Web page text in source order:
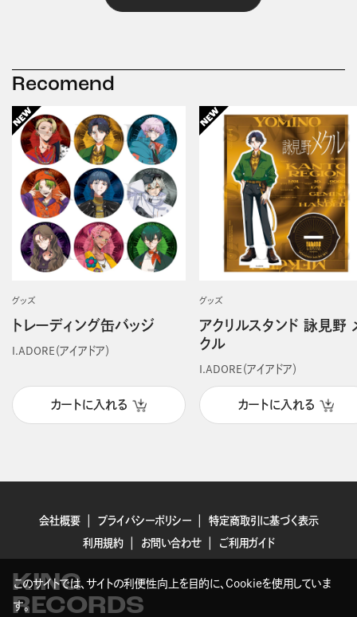
Recomend
グッズ
トレーディング缶バッジ
I.ADORE（アイアドア）
カートに入れる
グッズ
アクリルスタンド 詠見野
クル
I.ADORE（アイアドア）
カートに入れる
会社概要 プライバシーポリシー
特定商取引に基づく表示
利用規約
お問い合わせ ご利用ガイド
KING
RECORDS
このサイトでは、サイトの利便性向上を目的に、Cookieを使用していま
す。